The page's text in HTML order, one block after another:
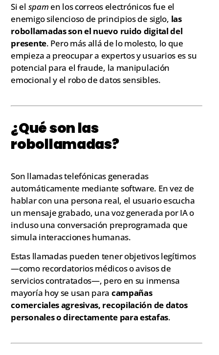
Si el spam en los correos electrónicos fue el
enemigo silencioso de principios de siglo, las
robollamadas son el nuevo ruido digital del
presente. Pero más allá de lo molesto, lo que
empieza a preocupar a expertos y usuarios es su
potencial para el fraude, la manipulación
emocional y el robo de datos sensibles.
¿Qué son las
robollamadas?
Son llamadas telefónicas generadas
automáticamente mediante software. En vez de
hablar con una persona real, el usuario escucha
un mensaje grabado, una voz generada por IA o
incluso una conversación preprogramada que
simula interacciones humanas.
Estas llamadas pueden tener objetivos legítimos
—como recordatorios médicos o avisos de
servicios contratados—, pero en su inmensa
mayoría hoy se usan para campañas
comerciales agresivas, recopilación de datos
personales o directamente para estafas.